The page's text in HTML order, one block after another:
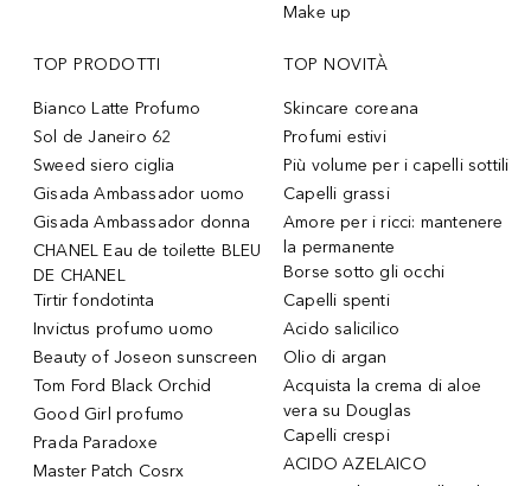
Make up
TOP PRODOTTI
Bianco Latte Profumo
Sol de Janeiro 62
Sweed siero ciglia
Gisada Ambassador uomo
Gisada Ambassador donna
CHANEL Eau de toilette BLEU
DE CHANEL
Tirtir fondotinta
Invictus profumo uomo
Beauty of Joseon sunscreen
Tom Ford Black Orchid
Good Girl profumo
Prada Paradoxe
Master Patch Cosrx
TOP NOVITÀ
Skincare coreana
Profumi estivi
Più volume per i capelli sottili
Capelli grassi
Amore per i ricci: mantenere
la permanente
Borse sotto gli occhi
Capelli spenti
Acido salicilico
Olio di argan
Acquista la crema di aloe
vera su Douglas
Capelli crespi
ACIDO AZELAICO